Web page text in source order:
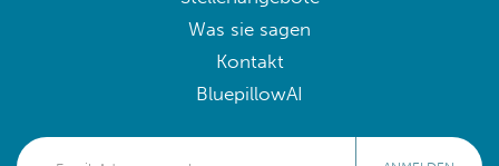
Was sie sagen
Kontakt
BluepillowAI